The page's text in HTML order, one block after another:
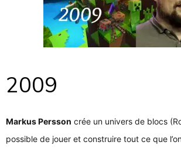
2009
Markus Persson crée un univers de blocs
possible de jouer et construire tout ce que